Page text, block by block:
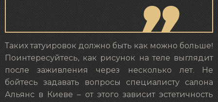
Таких татуировок должно быть как можно больше!
Поинтересуйтесь, как рисунок на теле выглядит
после заживления через несколько лет. Не
бойтесь задавать вопросы специалисту салона
Альянс в Киеве – от этого зависит эстетичность